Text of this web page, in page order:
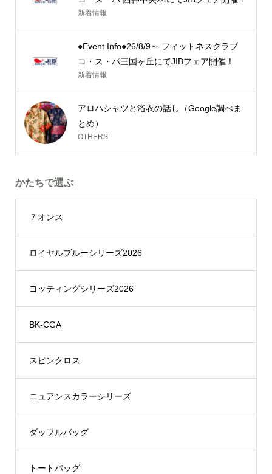
新着情報
●Event Info●26/8/9～ フィットネスクラブ
コ・ス・パ三国ヶ丘にてJIBフェア開催！
新着情報
アロハシャツと浴衣の話し（Google調べま
とめ）
OTHERS
かたちで選ぶ
７オンス
ロイヤルブルーシリーズ2026
ヨッティングシリーズ2026
BK-CGA
スピンクロス
ニュアンスカラーシリーズ
ダッフルバッグ
トートバッグ